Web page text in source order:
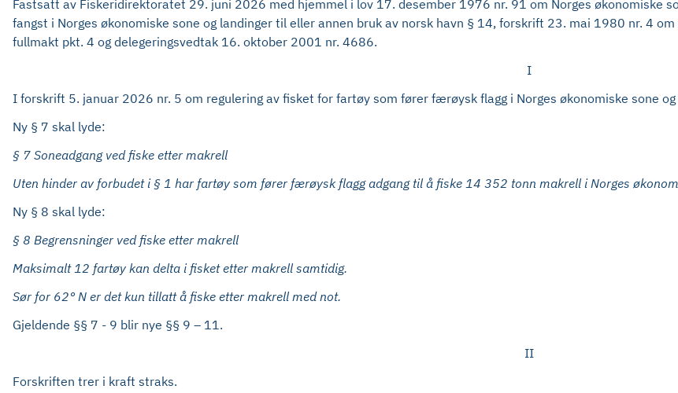
Fastsatt av Fiskeridirektoratet 29. juni 2026 med hjemmel i lov 17. desember 1976 nr. 91 om Norges økonomiske
fangst i Norges økonomiske sone og landinger til eller annen bruk av norsk havn § 14, forskrift 23. mai 1980 nr. 4
fullmakt pkt. 4 og delegeringsvedtak 16. oktober 2001 nr. 4686.
I
I forskrift 5. januar 2026 nr. 5 om regulering av fisket for fartøy som fører færøysk flagg i Norges økonomiske sone
Ny § 7 skal lyde:
§ 7 Soneadgang ved fiske etter makrell
Uten hinder av forbudet i § 1 har fartøy som fører færøysk flagg adgang til å fiske 14 352 tonn makrell i Norges
Ny § 8 skal lyde:
§ 8 Begrensninger ved fiske etter makrell
Maksimalt 12 fartøy kan delta i fisket etter makrell samtidig.
Sør for 62° N er det kun tillatt å fiske etter makrell med not.
Gjeldende §§ 7 - 9 blir nye §§ 9 – 11.
II
Forskriften trer i kraft straks.